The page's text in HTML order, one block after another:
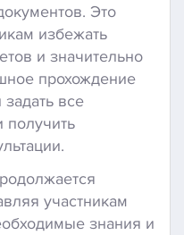
Это
избежать
и значительно
прохождение
все
участникам
знания и